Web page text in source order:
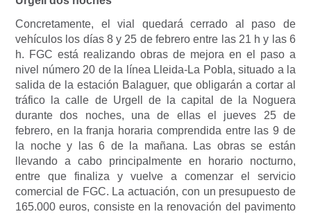
Concretamente, el vial quedará cerrado al paso de
vehículos los días 8 y 25 de febrero entre las 21 h y las 6
h. FGC está realizando obras de mejora en el paso a
nivel número 20 de la línea Lleida-La Pobla, situado a la
salida de la estación Balaguer, que obligarán a cortar al
tráfico la calle de Urgell de la capital de la Noguera
durante dos noches, una de ellas el jueves 25 de
febrero, en la franja horaria comprendida entre las 9 de
la noche y las 6 de la mañana. Las obras se están
llevando a cabo principalmente en horario nocturno,
entre que finaliza y vuelve a comenzar el servicio
comercial de FGC. La actuación, con un presupuesto de
165.000 euros, consiste en la renovación del pavimento